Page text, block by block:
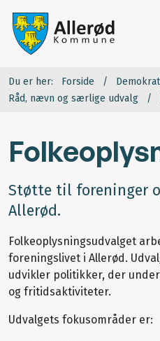
Du er her: Forside
Råd, nævn og særlige udvalg
Støtte til foreninger
Allerød.
Folkeoplysningsudvalget
foreningslivet i Allerød.
udvikler politikker, der
og fritidsaktiviteter.
Udvalgets fokusområder er: